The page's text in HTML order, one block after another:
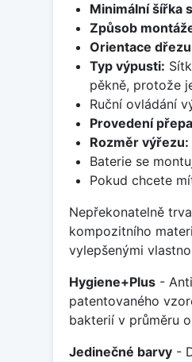
Minimální šířka
Způsob
Orientace
Typ výpusti:
pěkně, protože
Ruční ovládání
Provedení
Rozměr výřezu:
Baterie se
Pokud chcete
Nepřekonatelně
kompozitního
vylepšenými
Hygiene+Plus -
patentovaného
bakterií v průměru
Jedinečné barvy -